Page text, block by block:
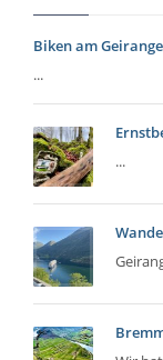
Biken am
...
...